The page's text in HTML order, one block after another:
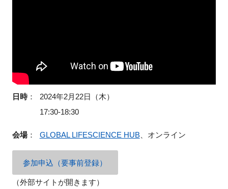
日時：
2024年2月22日（木）
17:30-18:30
会場： GLOBAL LIFESCIENCE HUB、オンライン
参加申込（要事前登録）
（外部サイトが開きます）